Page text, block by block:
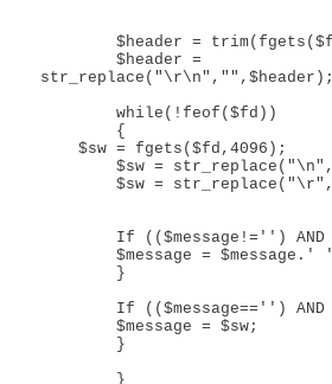
	$header = trim(fgets($fd,4096));
	$header =
str_replace("\r\n","",$header);
	while(!feof($fd))
    $sw = fgets($fd,4096);
	$sw = str_replace("\n",'',$sw);
	$sw = str_replace("\r",'',$sw);
	$message = $message.' '.$sw;
	$message = $sw;